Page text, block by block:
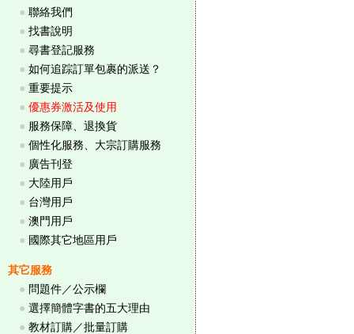
● 聯絡我們
● 找書說明
● 尋書登記服務
● 如何追踪訂單包裹的派送？
● 重要提示
● 優惠券激活及使用
● 服務保障、退換貨
● 個性化服務、大宗訂購服務
● 廣告刊登
● 大陸用戶
● 台灣用戶
● 澳門用戶
● 國際其它地區用戶
其它服務
● 問題件／公示欄
● 選擇簡體字書的五大理由
● 教材訂購／批量訂購